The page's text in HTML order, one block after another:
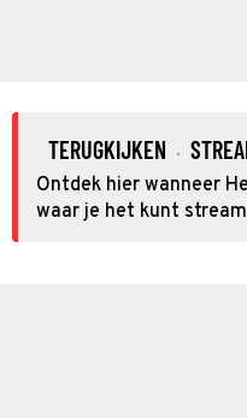
TERUGKIJKEN ·
Ontdek hier wanneer
waar je het kunt